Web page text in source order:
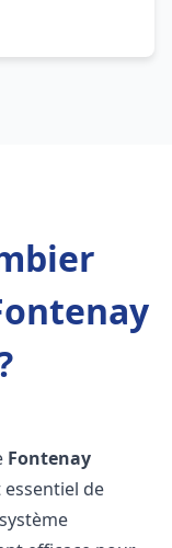
Fontenay
essentiel de